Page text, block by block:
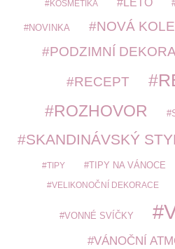
KOSMETIKA LÉTO
NOVINKA NOVÁ
PODZIMNÍ
RECEPT
ROZHOVOR
SKANDINÁVSKÝ
TIPY TIPY NA VÁNOCE
VELIKONOČNÍ DEKORACE
VONNÉ SVÍČKY
VÁNOČNÍ